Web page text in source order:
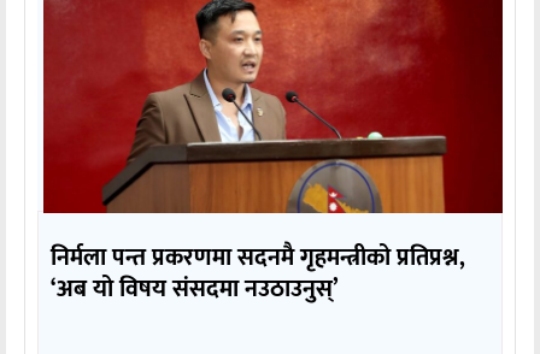
निर्मला पन्त प्रकरणमा सदनमै गृहमन्त्रीको प्रतिप्रश्न,
‘अब यो विषय संसदमा नउठाउनुस्’